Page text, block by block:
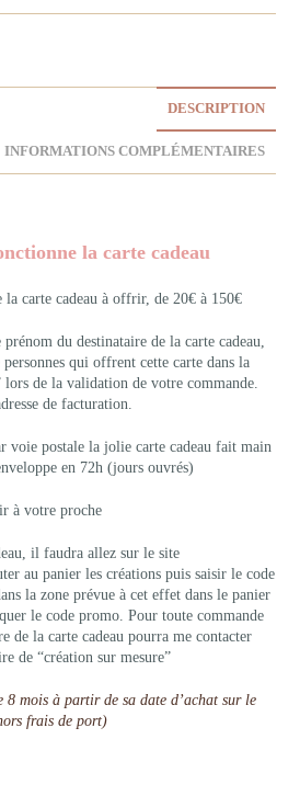
DESCRIPTION
INFORMATIONS COMPLÉMENTAIRES
la carte cadeau
carte cadeau à offrir, de 20€ à 150€
du destinataire de la carte cadeau,
qui offrent cette carte dans la
lors de la validation de votre commande.
de facturation.
voie postale la jolie carte cadeau fait main
en 72h (jours ouvrés)
à votre proche
il faudra allez sur le site
au panier les créations puis saisir le code
la zone prévue à cet effet dans le panier
le code promo. Pour toute commande
de la carte cadeau pourra me contacter
de“création sur mesure”
8 mois à partir de sa date d’achat sur le
frais de port)